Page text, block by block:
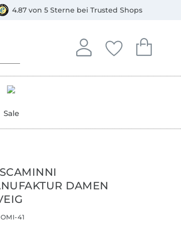
4.87 von 5 Sterne bei Trusted Shops
Anmelden
In deinem Konto
Deine
Du hast keine
Dein
Du hast
Sale
DAMEN
41